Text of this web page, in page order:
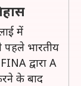
में
पहले भारतीय
द्वारा A
के बाद